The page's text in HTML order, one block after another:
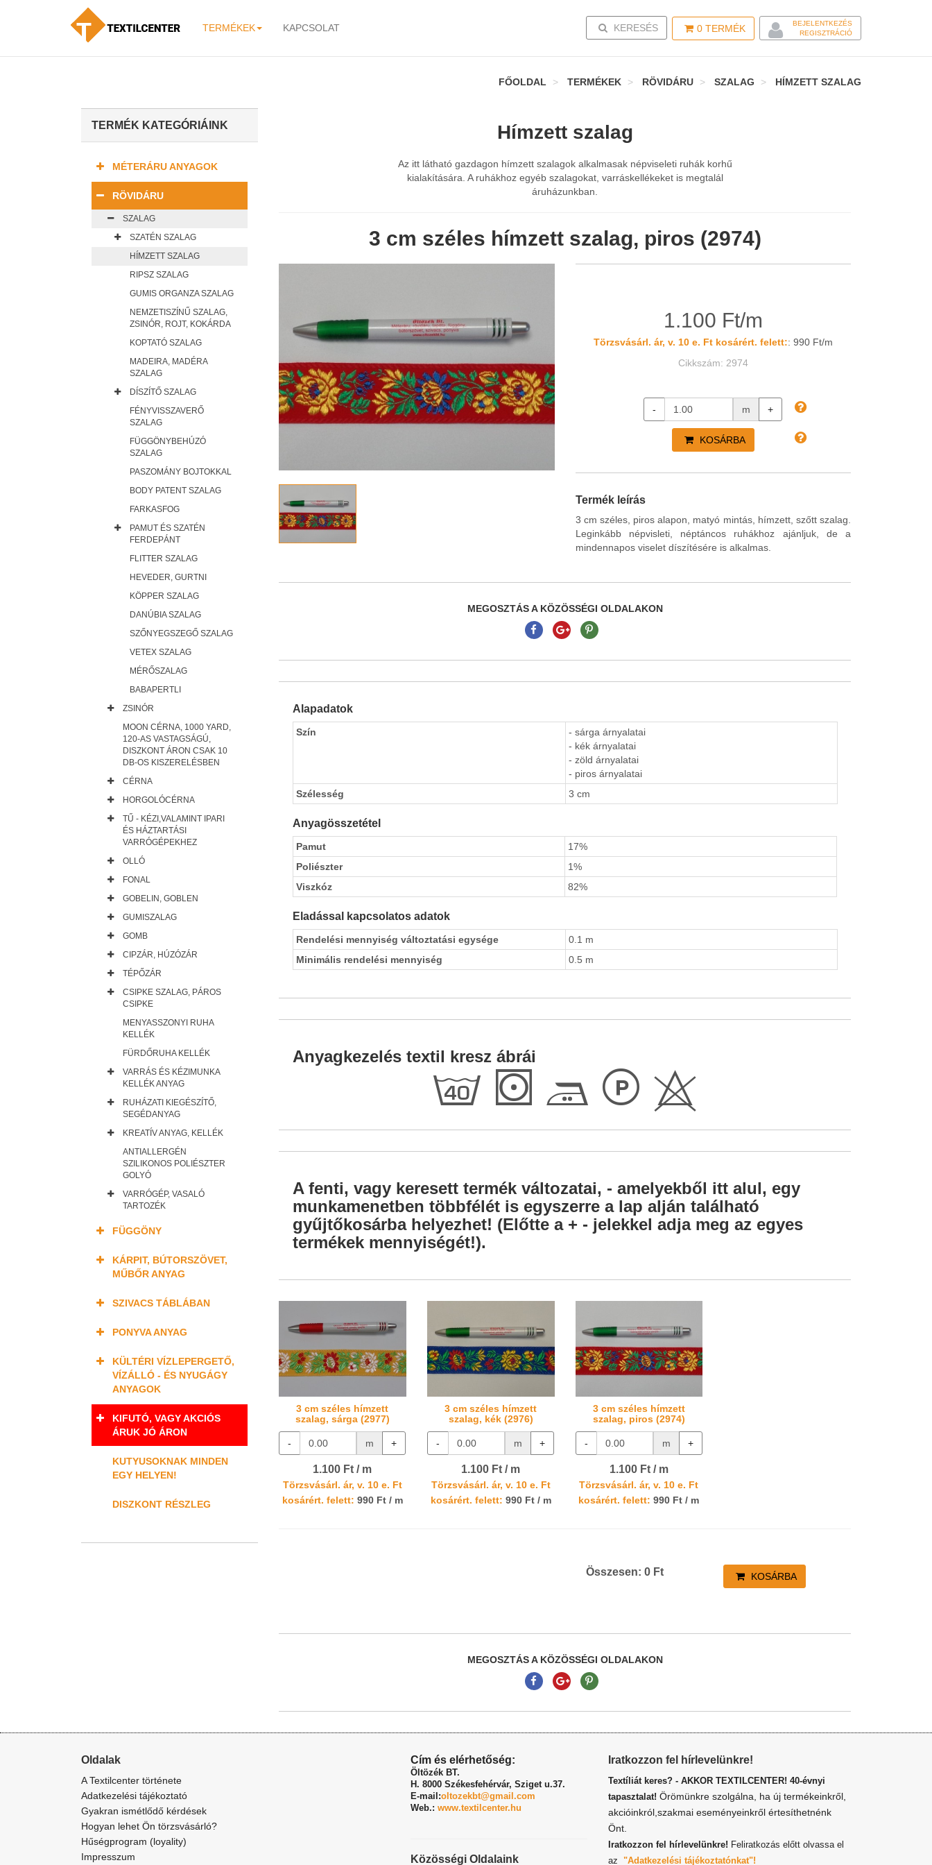
TERMÉKEK KAPCSOLAT 0 TERMÉK
BEJELENTKEZÉS
REGISZTRÁCIÓ
TOGGLE SEARCH
KERESÉS
FŐOLDAL TERMÉKEK RÖVIDÁRU SZALAG HÍMZETT SZALAG
Hímzett szalag
Az itt látható gazdagon hímzett szalagok alkalmasak népviseleti ruhák korhű
kialakítására. A ruhákhoz egyéb szalagokat, varráskellékeket is megtalál
áruházunkban.
3 cm széles hímzett szalag, piros (2974)
1.100 Ft/m
Törzsvásárl. ár, v. 10 e. Ft kosárért. felett:: 990 Ft/m
Cikkszám: 2974
- m +
KOSÁRBA
Termék leírás
3 cm széles, piros alapon, matyó mintás, hímzett, szőtt szalag.
Leginkább népvisleti, néptáncos ruhákhoz ajánljuk, de a
mindennapos viselet díszítésére is alkalmas.
MEGOSZTÁS A KÖZÖSSÉGI OLDALAKON
Alapadatok
Szín
- sárga árnyalatai
- kék árnyalatai
- zöld árnyalatai
- piros árnyalatai
Szélesség
3 cm
Anyagösszetétel
Pamut
17%
Poliészter
1%
Viszkóz
82%
Eladással kapcsolatos adatok
Rendelési mennyiség változtatási egysége
0.1 m
Minimális rendelési mennyiség
0.5 m
Anyagkezelés textil kresz ábrái
h S E L H
A fenti, vagy keresett termék változatai, - amelyekből itt alul, egy
munkamenetben többfélét is egyszerre a lap alján található
gyűjtőkosárba helyezhet! (Előtte a + - jelekkel adja meg az egyes
termékek mennyiségét!).
3 cm széles hímzett
szalag, sárga (2977)
- m +
1.100 Ft / m
Törzsvásárl. ár, v. 10 e. Ft
kosárért. felett: 990 Ft / m
3 cm széles hímzett
szalag, kék (2976)
- m +
1.100 Ft / m
Törzsvásárl. ár, v. 10 e. Ft
kosárért. felett: 990 Ft / m
3 cm széles hímzett
szalag, piros (2974)
- m +
1.100 Ft / m
Törzsvásárl. ár, v. 10 e. Ft
kosárért. felett: 990 Ft / m
Összesen: 0Ft KOSÁRBA
MEGOSZTÁS A KÖZÖSSÉGI OLDALAKON
TERMÉK KATEGÓRIÁINK
MÉTERÁRU ANYAGOK
RÖVIDÁRU
SZALAG
SZATÉN SZALAG
HÍMZETT SZALAG
RIPSZ SZALAG
GUMIS ORGANZA SZALAG
NEMZETISZÍNŰ SZALAG,
ZSINÓR, ROJT, KOKÁRDA
KOPTATÓ SZALAG
MADEIRA, MADÉRA
SZALAG
DÍSZÍTŐ SZALAG
FÉNYVISSZAVERŐ
SZALAG
FÜGGÖNYBEHÚZÓ
SZALAG
PASZOMÁNY BOJTOKKAL
BODY PATENT SZALAG
FARKASFOG
PAMUT ÉS SZATÉN
FERDEPÁNT
FLITTER SZALAG
HEVEDER, GURTNI
KÖPPER SZALAG
DANÚBIA SZALAG
SZŐNYEGSZEGŐ SZALAG
VETEX SZALAG
MÉRŐSZALAG
BABAPERTLI
ZSINÓR
MOON CÉRNA, 1000 YARD,
120-AS VASTAGSÁGÚ,
DISZKONT ÁRON CSAK 10
DB-OS KISZERELÉSBEN
CÉRNA
HORGOLÓCÉRNA
TŰ - KÉZI,VALAMINT IPARI
ÉS HÁZTARTÁSI
VARRÓGÉPEKHEZ
OLLÓ
FONAL
GOBELIN, GOBLEN
GUMISZALAG
GOMB
CIPZÁR, HÚZÓZÁR
TÉPŐZÁR
CSIPKE SZALAG, PÁROS
CSIPKE
MENYASSZONYI RUHA
KELLÉK
FÜRDŐRUHA KELLÉK
VARRÁS ÉS KÉZIMUNKA
KELLÉK ANYAG
RUHÁZATI KIEGÉSZÍTŐ,
SEGÉDANYAG
KREATÍV ANYAG, KELLÉK
ANTIALLERGÉN
SZILIKONOS POLIÉSZTER
GOLYÓ
VARRÓGÉP, VASALÓ
TARTOZÉK
FÜGGÖNY
KÁRPIT, BÚTORSZÖVET,
MŰBŐR ANYAG
SZIVACS TÁBLÁBAN
PONYVA ANYAG
KÜLTÉRI VÍZLEPERGETŐ,
VÍZÁLLÓ - ÉS NYUGÁGY
ANYAGOK
KIFUTÓ, VAGY AKCIÓS
ÁRUK JÓ ÁRON
KUTYUSOKNAK MINDEN
EGY HELYEN!
DISZKONT RÉSZLEG
Oldalak
A Textilcenter története
Adatkezelési tájékoztató
Gyakran ismétlődő kérdések
Hogyan lehet Ön törzsvásárló?
Hűségprogram (loyality)
Impresszum
Cím és elérhetőség:
Öltözék BT.
H. 8000 Székesfehérvár, Sziget u.37.
E-mail:oltozekbt@gmail.com
Web.: www.textilcenter.hu
Közösségi Oldalaink
Iratkozzon fel hírlevelünkre!
Textíliát keres? - AKKOR TEXTILCENTER! 40-évnyi
tapasztalat! Örömünkre szolgálna, ha új termékeinkről,
akcióinkról,szakmai eseményeinkről értesíthetnénk
Önt.
Iratkozzon fel hírlevelünkre! Feliratkozás előtt olvassa el
az "Adatkezelési tájékoztatónkat"!